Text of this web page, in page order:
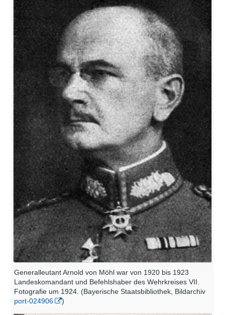
Generalleutant Arnold von Möhl war von 1920 bis 1923
Landeskomandant und Befehlshaber des Wehrkreises VII.
Fotografie um 1924. (Bayerische Staatsbibliothek, Bildarchiv
port-024906
)